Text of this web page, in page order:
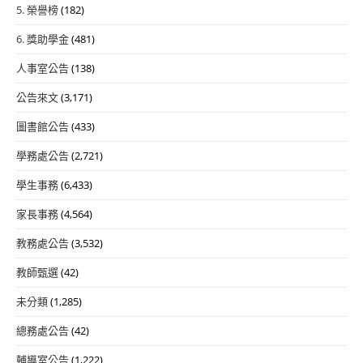
5. 榮譽榜(182)
6. 獎助學金(481)
人事室公告(138)
公告來文(3,171)
圖書館公告(433)
學務處公告(2,721)
學生事務(6,433)
家長事務(4,564)
教務處公告(3,532)
教師甄選(42)
未分類(1,285)
總務處公告(42)
輔導室公告(1,222)